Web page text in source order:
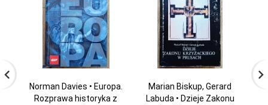
Norman Davies • Europa.
Rozprawa historyka z
Marian Biskup, Gerard
Labuda • Dzieje Zakonu